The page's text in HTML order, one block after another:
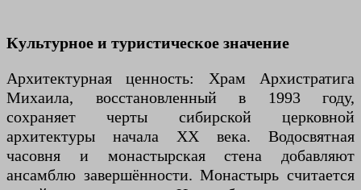
Культурное и туристическое значение
Архитектурная ценность: Храм Архистратига
Михаила, восстановленный в 1993 году,
сохраняет черты сибирской церковной
архитектуры начала XX века. Водосвятная
часовня и монастырская стена добавляют
ансамблю завершённости. Монастырь считается